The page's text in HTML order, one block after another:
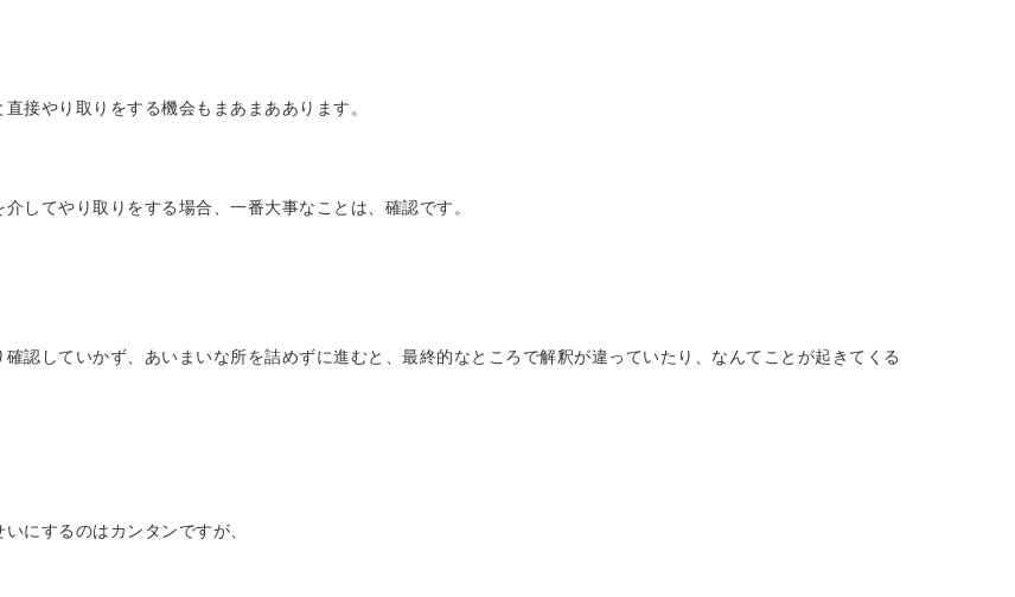
接やり取りをする機会もまあまああります。
してやり取りをする場合、一番大事なことは、確認です。
認していかず、あいまいな所を詰めずに進むと、最終的なところで解釈が違っていたり、なんてことが起きてくる
にするのはカンタンですが、